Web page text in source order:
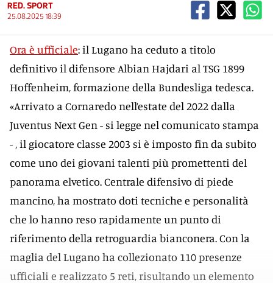
RED. SPORT
25.08.2025 18:39
Ora è ufficiale: il Lugano ha ceduto a titolo
definitivo il difensore Albian Hajdari al TSG 1899
Hoffenheim, formazione della Bundesliga tedesca.
«Arrivato a Cornaredo nell’estate del 2022 dalla
Juventus Next Gen - si legge nel comunicato stampa
- , il giocatore classe 2003 si è imposto fin da subito
come uno dei giovani talenti più promettenti del
panorama elvetico. Centrale difensivo di piede
mancino, ha mostrato doti tecniche e personalità
che lo hanno reso rapidamente un punto di
riferimento della retroguardia bianconera. Con la
maglia del Lugano ha collezionato 110 presenze
ufficiali e realizzato 5 reti, risultando un elemento